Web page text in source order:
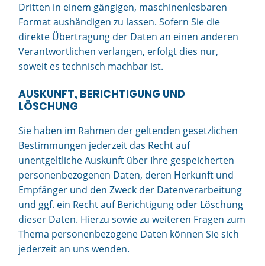
Dritten in einem gängigen, maschinenlesbaren
Format aushändigen zu lassen. Sofern Sie die
direkte Übertragung der Daten an einen anderen
Verantwortlichen verlangen, erfolgt dies nur,
soweit es technisch machbar ist.
AUSKUNFT, BERICHTIGUNG UND
LÖSCHUNG
Sie haben im Rahmen der geltenden gesetzlichen
Bestimmungen jederzeit das Recht auf
unentgeltliche Auskunft über Ihre gespeicherten
personenbezogenen Daten, deren Herkunft und
Empfänger und den Zweck der Datenverarbeitung
und ggf. ein Recht auf Berichtigung oder Löschung
dieser Daten. Hierzu sowie zu weiteren Fragen zum
Thema personenbezogene Daten können Sie sich
jederzeit an uns wenden.